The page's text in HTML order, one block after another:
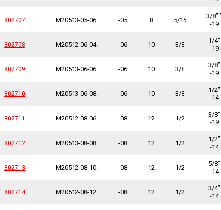
802707 M20513-05-06. -05 8 5/16
3/8”
-19
802708 M20512-06-04. -06 10 3/8
1/4”
-19
802709 M20513-06-06. -06 10 3/8
3/8”
-19
802710 M20513-06-08. -06 10 3/8
1/2”
-14
802711 M20512-08-06. -08 12 1/2
3/8”
-19
802712 M20513-08-08. -08 12 1/2
1/2”
-14
802713 M20512-08-10. -08 12 1/2
5/8”
-14
802714 M20512-08-12. -08 12 1/2
3/4”
-14
802707
802708
802709
802710
802711
802712
802713
802714